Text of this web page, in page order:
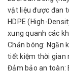
vật liệu được đan
HDPE (High-
xung quanh các
Chắn bóng: Ngăn
tiết kiệm thời gian
Đảm bảo an toàn: